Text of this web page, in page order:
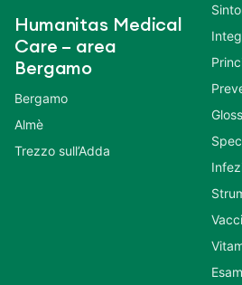
Humanitas Medical
Care – area
Bergamo
Bergamo
Almè
Trezzo sull’Adda